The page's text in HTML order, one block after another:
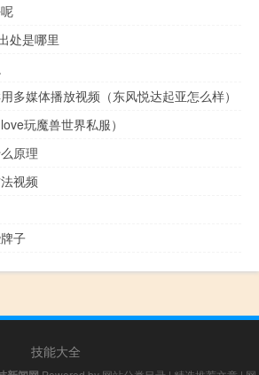
处是哪里
多媒体播放视频（东风悦达起亚怎么样）
玩魔兽世界私服）
原理
视频
子
技能大全